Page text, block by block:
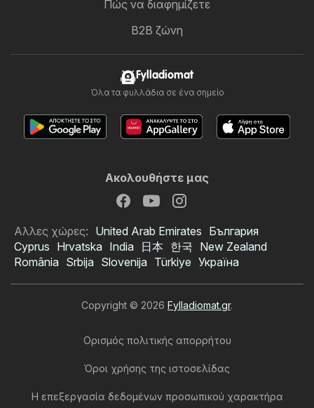
Πώς να διαφημίζετε
B2B ζώνη
Fylladiomat
Όλα τα φυλλάδια σε ένα σημείο
Ακολουθήστε μας
Αλλες χώρες: United Arab Emirates България
Cyprus Hrvatska India 日本 한국 New Zealand
România Srbija Slovenija Türkiye Україна
Copyright © 2026 Fylladiomat.gr.
Ορισμός πολιτικής απορρήτου
Όροι χρήσης της ιστοσελίδας
Η επεξεργασία δεδομένων προσωπικού χαρακτήρα